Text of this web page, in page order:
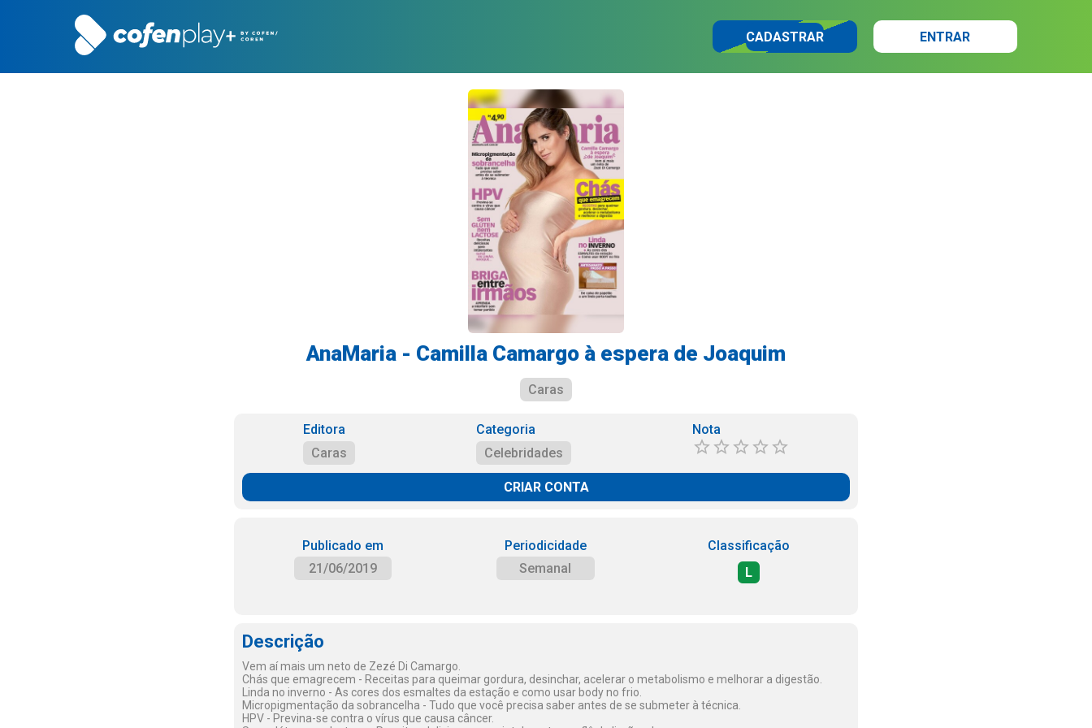
CADASTRAR ENTRAR
AnaMaria - Camilla Camargo à espera de Joaquim
Caras
Editora
Caras
Categoria
Celebridades
Nota
CRIAR CONTA
Publicado em
21/06/2019
Periodicidade
Semanal
Classificação
L
Descrição
Vem aí mais um neto de Zezé Di Camargo.
Chás que emagrecem - Receitas para queimar gordura, desinchar, acelerar o metabolismo e melhorar a digestão.
Linda no inverno - As cores dos esmaltes da estação e como usar body no frio.
Micropigmentação da sobrancelha - Tudo que você precisa saber antes de se submeter à técnica.
HPV - Previna-se contra o vírus que causa câncer.